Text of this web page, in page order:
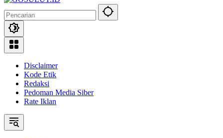
Disclaimer
Kode Etik
Redaksi
Pedoman Media Siber
Rate Iklan